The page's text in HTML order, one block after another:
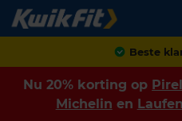
Beste
Nu 20% korting op
Michelin en